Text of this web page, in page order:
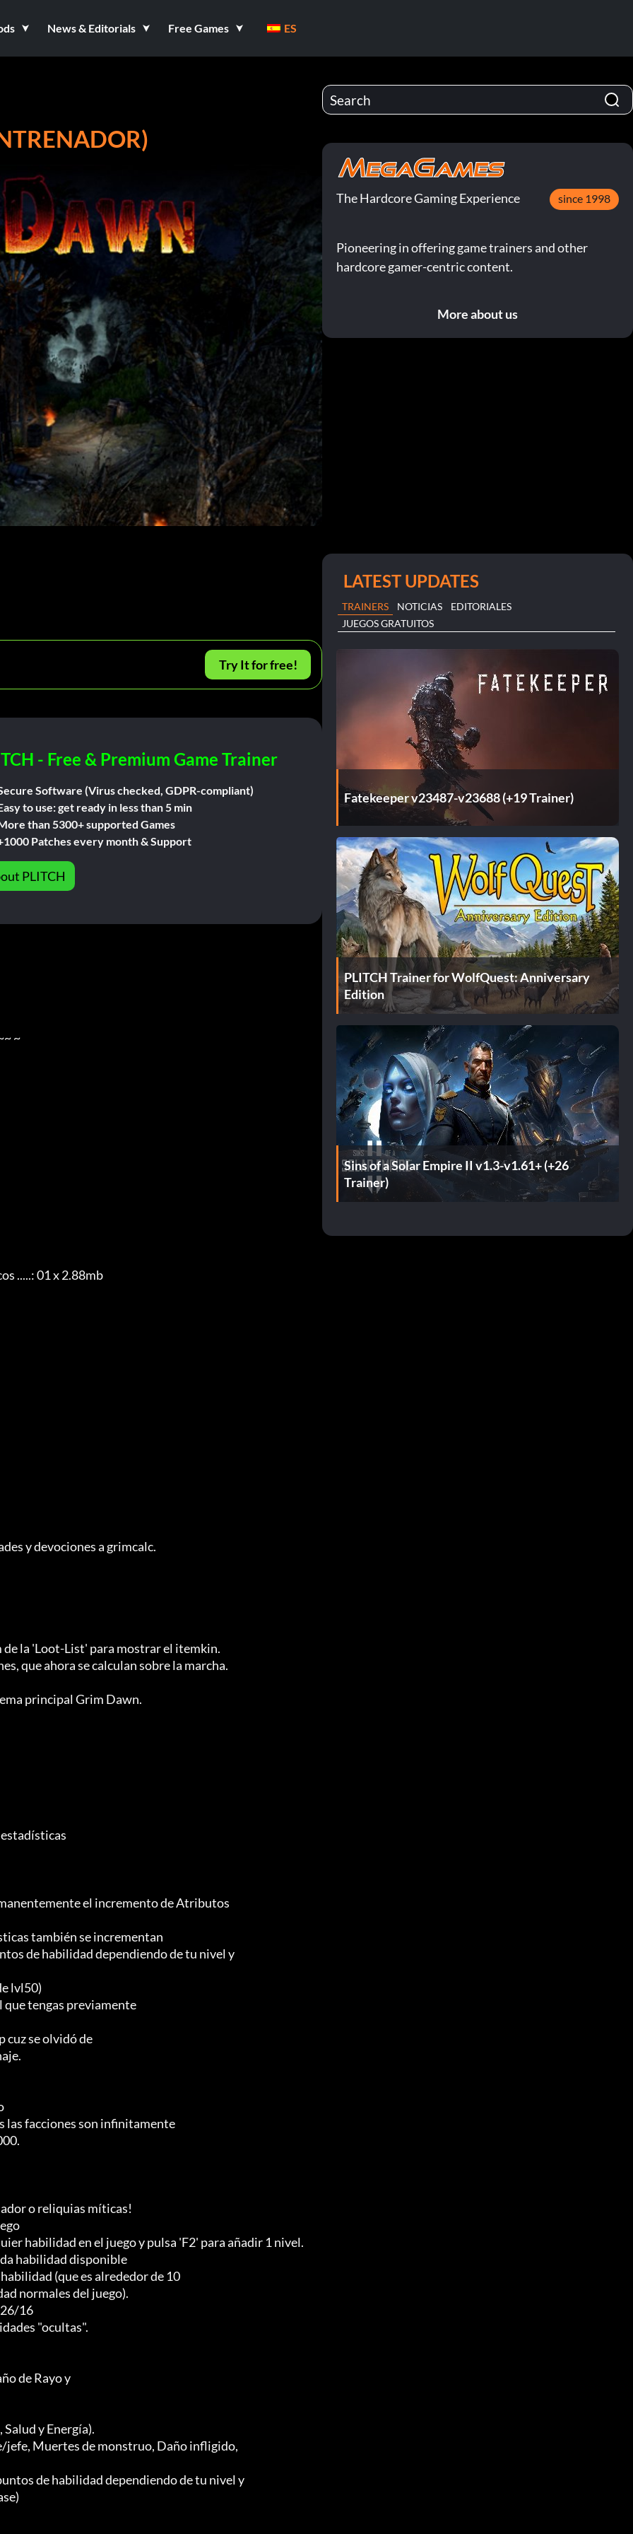
News & Editorials Free Games ES
Try It for free!
- Free & Premium Game Trainer
Software (Virus checked, GDPR-compliant)
to use: get ready in less than 5 min
than 5300+ supported Games
Patches every month & Support
PLITCH
The Hardcore Gaming Experience since 1998
Pioneering in offering game trainers and other
hardcore gamer-centric content.
More about us
LATEST UPDATES
TRAINERS NOTICIAS
EDITORIALES
JUEGOS GRATUITOS
Fatekeeper v23487-v23688 (+19 Trainer)
PLITCH Trainer for WolfQuest: Anniversary
Edition
Sins of a Solar Empire II v1.3-v1.61+ (+26
Trainer)